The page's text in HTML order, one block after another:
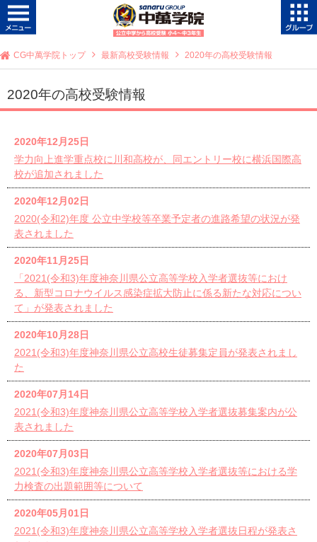
CG中萬学院トップ 最新高校受験情報 2020年の高校受験情報
2020年の高校受験情報
2020年12月25日
学力向上進学重点校に川和高校が、同エントリー校に横浜国際高
校が追加されました
2020年12月02日
2020(令和2)年度 公立中学校等卒業予定者の進路希望の状況が発
表されました
2020年11月25日
「2021(令和3)年度神奈川県公立高等学校入学者選抜等におけ
る、新型コロナウイルス感染症拡大防止に係る新たな対応につい
て」が発表されました
2020年10月28日
2021(令和3)年度神奈川県公立高校生徒募集定員が発表されまし
た
2020年07月14日
2021(令和3)年度神奈川県公立高等学校入学者選抜募集案内が公
表されました
2020年07月03日
2021(令和3)年度神奈川県公立高等学校入学者選抜等における学
力検査の出題範囲等について
2020年05月01日
2021(令和3)年度神奈川県公立高等学校入学者選抜日程が発表さ